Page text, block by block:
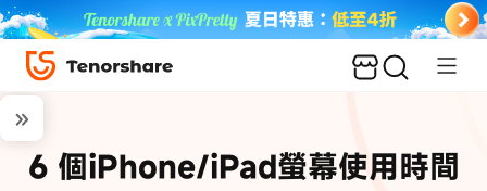
6 個iPhone/iPad螢幕使用時間